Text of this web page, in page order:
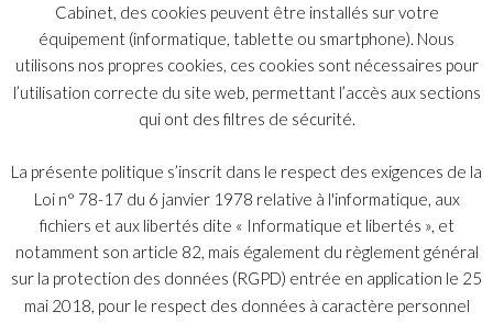
Посредством рассматриваемых правонарушений
законодатель стремился выделить менее серьезные деяния,
чем те, которые представляют собой банкротство, но
которые совершались в разное время коллективного
производства и различными субъектами (должниками,
пример), и которые могут иметь очень серьезные
последствия.
© 2026 Copyright Bélot Malan & Associés.
Cabinet, des cookies peuvent être installés sur votre
équipement (informatique, tablette ou smartphone). Nous
utilisons nos propres cookies, ces cookies sont nécessaires pour
l’utilisation correcte du site web, permettant l’accès aux sections
qui ont des filtres de sécurité.
La présente politique s’inscrit dans le respect des exigences de la
Loi n° 78-17 du 6 janvier 1978 relative à l'informatique, aux
fichiers et aux libertés dite « Informatique et libertés », et
notamment son article 82, mais également du règlement général
sur la protection des données (RGPD) entrée en application le 25
mai 2018, pour le respect des données à caractère personnel